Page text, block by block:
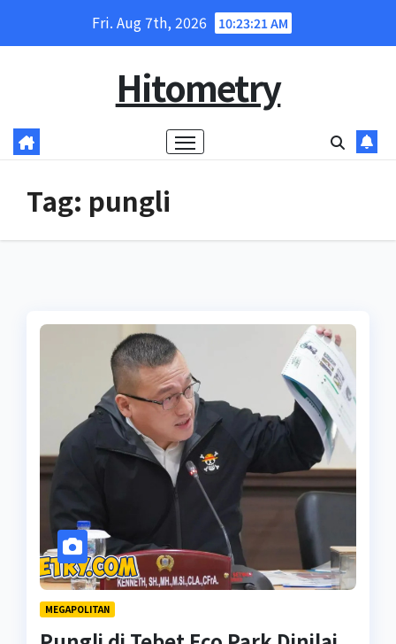
Fri. Aug 7th, 2026 10:23:22 AM
Hitometry
Tag: pungli
MEGAPOLITAN